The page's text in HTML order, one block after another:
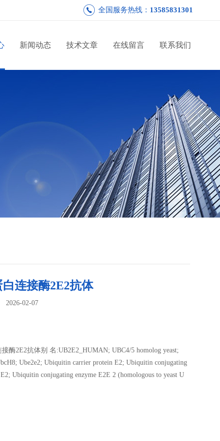
全国服务热线： 13585831301
新闻动态 技术文章 在线留言 联系我们
连接酶2E2抗体
2026-02-07
酶2E2抗体别 名:UB2E2_HUMAN; UBC4/5 homolog yeast;
Ube2e2; Ubiquitin carrier protein E2; Ubiquitin conjugating
Ubiquitin conjugating enzyme E2E 2 (homologous to yeast U